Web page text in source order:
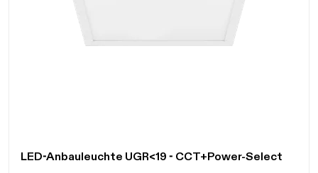
LED-Anbauleuchte UGR<19 - CCT+Power-Select